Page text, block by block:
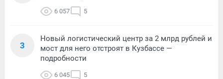
6 057 5
3
Новый логистический центр за 2 млрд рублей и
мост для него отстроят в Кузбассе —
подробности
6 045 5